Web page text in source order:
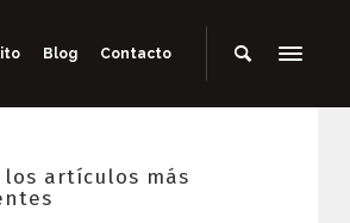
Blog Contacto
los artículos más